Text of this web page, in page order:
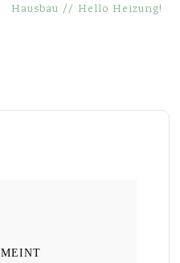
Hausbau // Hello Heizung!
MEINT